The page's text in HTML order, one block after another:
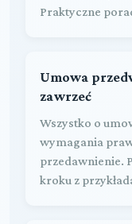
Praktyczne
Umowa
zawrzeć
Wszystko o
wymagania
przedawnienie.
kroku z